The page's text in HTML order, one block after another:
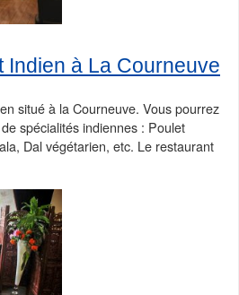
Indien à La Courneuve
situé à la Courneuve. Vous pourrez
spécialités indiennes : Poulet
Dal végétarien, etc. Le restaurant